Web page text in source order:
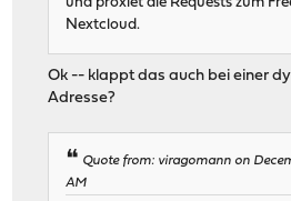
und proxiet die Requests zum
Nextcloud.
Ok -- klappt das auch bei einer
Adresse?
Quote from: viragomann on
AM